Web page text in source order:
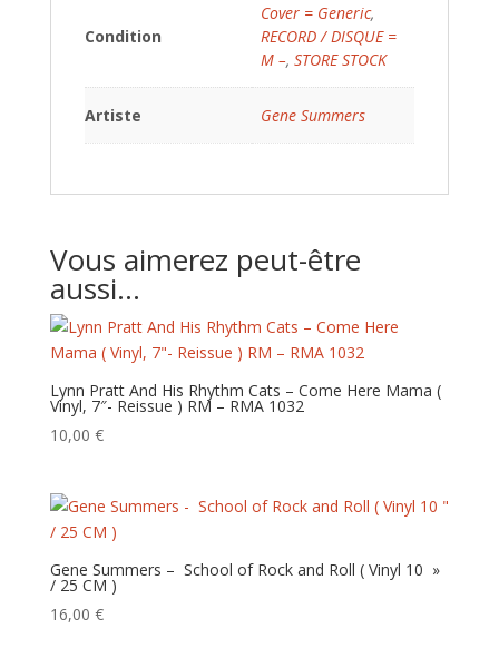
Condition
Cover = Generic,
RECORD / DISQUE =
M –, STORE STOCK
Artiste Gene Summers
Vous aimerez peut-être
aussi…
Lynn Pratt And His Rhythm Cats – Come Here Mama (
Vinyl, 7″- Reissue ) RM – RMA 1032
10,00 €
Gene Summers – School of Rock and Roll ( Vinyl 10 »
/ 25 CM )
16,00 €